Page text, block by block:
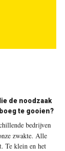
de noodzaak
te gooien?
bedrijven
zwakte. Alle
Te klein en het